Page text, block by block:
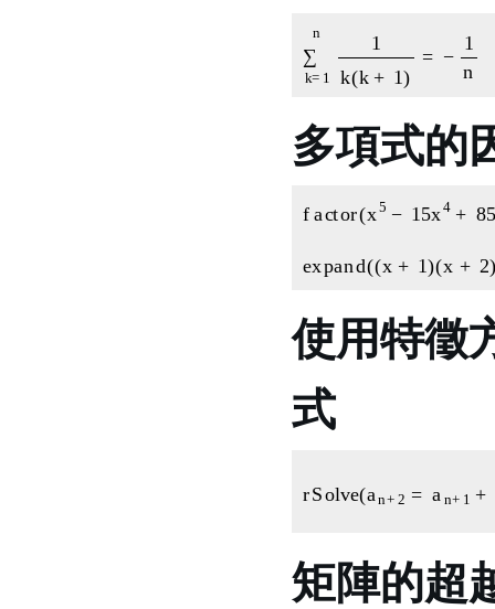
∑k =1n1k 1
多項式的
factor( x5−15
(x−5)
expand ( (x+ 1 )
使用特徵
式
lve ( + 2
矩陣的超